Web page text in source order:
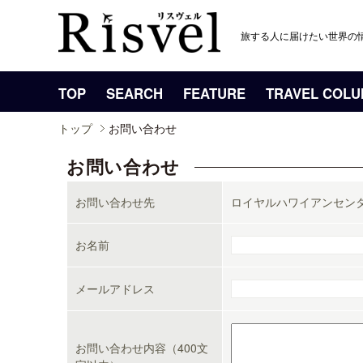
旅する人に届けたい世界の
TOP SEARCH FEATURE TRAVEL
トップ お問い合わせ
お問い合わせ
お問い合わせ先 ロイヤルハワイアンセン
お名前
メールアドレス
お問い合わせ内容（400文